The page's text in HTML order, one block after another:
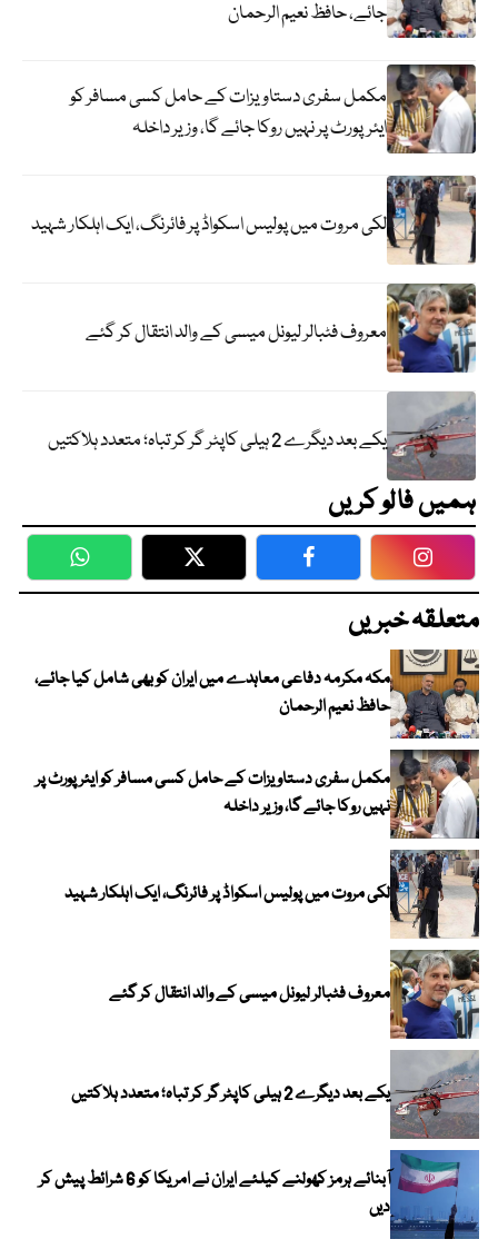
جائے، حافظ نعیم الرحمان
مکمل سفری دستاویزات کے حامل کسی مسافر کو
ایئرپورٹ پر نہیں روکا جائے گا، وزیر داخلہ
لکی مروت میں پولیس اسکواڈ پر فائرنگ، ایک اہلکار شہید
معروف فٹبالر لیونل میسی کے والد انتقال کر گئے
یکے بعد دیگرے 2 ہیلی کاپٹر گر کر تباہ؛ متعدد ہلاکتیں
ہمیں فالو کریں
WhatsApp Twitter Facebook
متعلقہ خبریں
مکہ مکرمہ دفاعی معاہدے میں ایران کو بھی شامل کیا جائے،
حافظ نعیم الرحمان
مکمل سفری دستاویزات کے حامل کسی مسافر کو ایئرپورٹ پر
نہیں روکا جائے گا، وزیر داخلہ
لکی مروت میں پولیس اسکواڈ پر فائرنگ، ایک اہلکار شہید
معروف فٹبالر لیونل میسی کے والد انتقال کر گئے
یکے بعد دیگرے 2 ہیلی کاپٹر گر کر تباہ؛ متعدد ہلاکتیں
آبنائے ہرمز کھولنے کیلئے ایران نے امریکا کو 6 شرائط پیش کر
دیں